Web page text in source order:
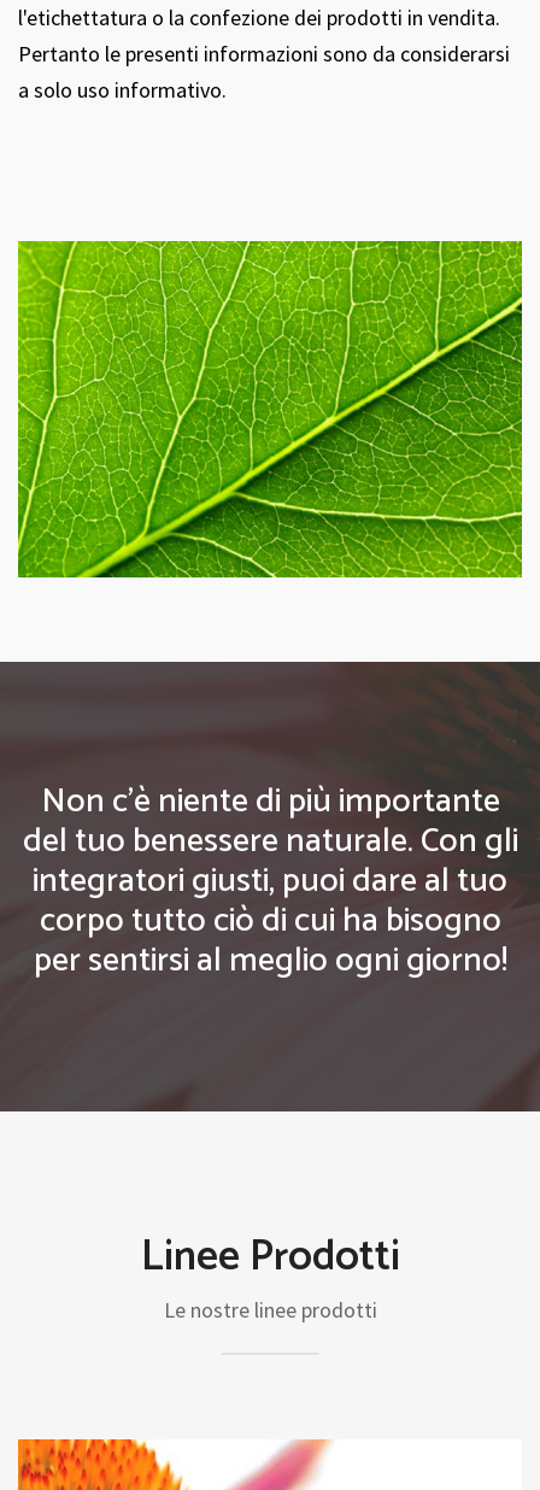
l'etichettatura o la confezione dei prodotti in vendita.
Pertanto le presenti informazioni sono da considerarsi
a solo uso informativo.
Non c'è niente di più importante
del tuo benessere naturale. Con gli
integratori giusti, puoi dare al tuo
corpo tutto ciò di cui ha bisogno
per sentirsi al meglio ogni giorno!
Linee Prodotti
Le nostre linee prodotti